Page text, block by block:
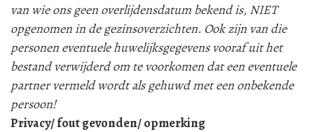
van wie ons geen overlijdensdatum bekend is, NIET
opgenomen in de gezinsoverzichten. Ook zijn van die
personen eventuele huwelijksgegevens vooraf uit het
bestand verwijderd om te voorkomen dat een eventuele
partner vermeld wordt als gehuwd met een onbekende
persoon!
Privacy/ fout gevonden/ opmerking